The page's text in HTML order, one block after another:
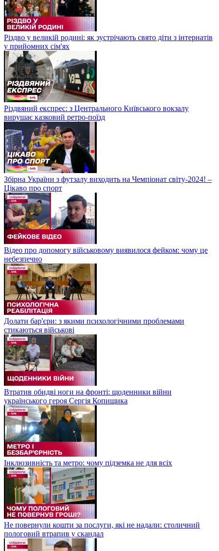
Різдво у великій родині: як зустрічають свято діти з інтернатів
у прийомних сім'ях
Різдвяний експрес: з Центрального Київського вокзалу
вирушає казковий ретро-поїзд
Збірна України з футзалу виходить на Чемпіонат світу-2024! –
Цікаво про спорт
Відео про допомогу військовому виявилося фейком: чому це
небезпечно
Долати бар'єри: з якими психологічними проблемами
стикаються військові
Втратив обидві ноги на фронті: щоденники війни
українського героя Сергія Копищика
Інклюзивність та метро: чому підземка не для всіх
Не повернули кошти за послуги, які не надали: столичний
пологовий втрапив у скандал